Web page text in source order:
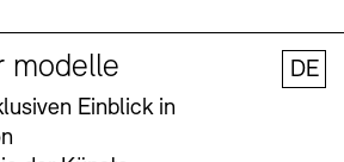
modelle
Einblick in
DE